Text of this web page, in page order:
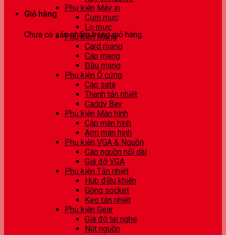
Giỏ hàng
Chưa có sản phẩm trong giỏ hàng.
Phụ kiện Máy in
Cụm mực
Lọ mực
Phụ kiện Mạng
Card mạng
Cáp mạng
Đầu mạng
Phụ kiện Ổ cứng
Cáp sata
Thanh tản nhiệt
Caddy Bay
Phụ kiện Màn hình
Cáp màn hình
Arm màn hình
Phụ kiện VGA & Nguồn
Cáp nguồn nối dài
Giá đỡ VGA
Phụ kiện Tản nhiệt
Hub điều khiển
Gông socket
Keo tản nhiệt
Phụ kiện Gear
Giá đỡ tai nghe
Nút nguồn